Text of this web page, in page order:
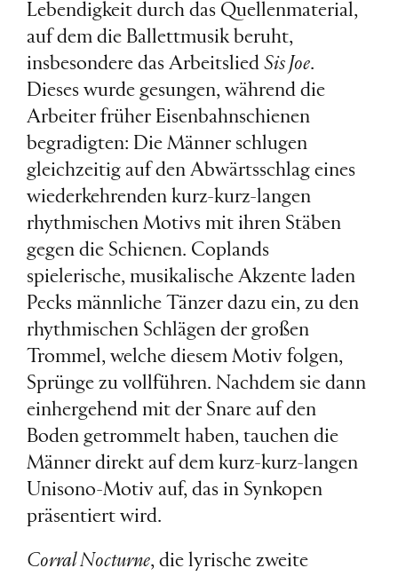
Lebendigkeit durch das Quellenmaterial,
auf dem die Ballettmusik beruht,
insbesondere das Arbeitslied Sis Joe.
Dieses wurde gesungen, während die
Arbeiter früher Eisenbahnschienen
begradigten: Die Männer schlugen
gleichzeitig auf den Abwärtsschlag eines
wiederkehrenden kurz-kurz-langen
rhythmischen Motivs mit ihren Stäben
gegen die Schienen. Coplands
spielerische, musikalische Akzente laden
Pecks männliche Tänzer dazu ein, zu den
rhythmischen Schlägen der großen
Trommel, welche diesem Motiv folgen,
Sprünge zu vollführen. Nachdem sie dann
einhergehend mit der Snare auf den
Boden getrommelt haben, tauchen die
Männer direkt auf dem kurz-kurz-langen
Unisono-Motiv auf, das in Synkopen
präsentiert wird.
Corral Nocturne, die lyrische zweite